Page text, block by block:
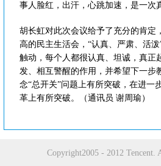
事人脸红，出汗，心跳加速，是一次
胡长虹对此次会议给予了充分的肯定
高的民主生活会，“认真、严肃、活
触动，每个人都很认真、坦诚，真正
发、相互警醒的作用，并希望下一步
念“总开关”问题上有所突破，在进一
革上有所突破。（通讯员 谢周瑜）
Copyright2005 - 2012 Tencent.